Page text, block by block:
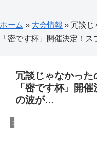
ホーム » 大会情報 » 冗談じ
「密です杯」開催決定！
冗談じゃなかっ
「密です杯」開
の波が…
大会情報